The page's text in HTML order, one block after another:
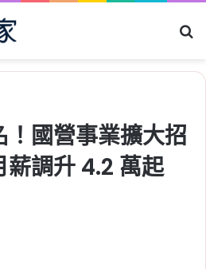
國營事業擴大招
調升 4.2 萬起